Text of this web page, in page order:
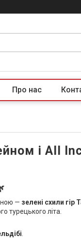
Про нас
і All
— зелені схили гір
турецького літа.